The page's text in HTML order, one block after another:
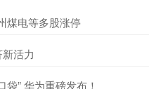
煤电等多股涨停
活力
” 华为重磅发布！